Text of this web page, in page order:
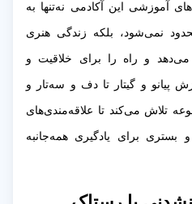
آموزشی این آکادمی نه‌تنها به
نمی‌شود، بلکه زندگی هنری
می‌دهد و راه را برای خلاقیت و
پیانو و گیتار تا دف و سه‌تار و
تلاش می‌کند تا علاقه‌مندی‌های
برای یادگیری همه‌جانبه